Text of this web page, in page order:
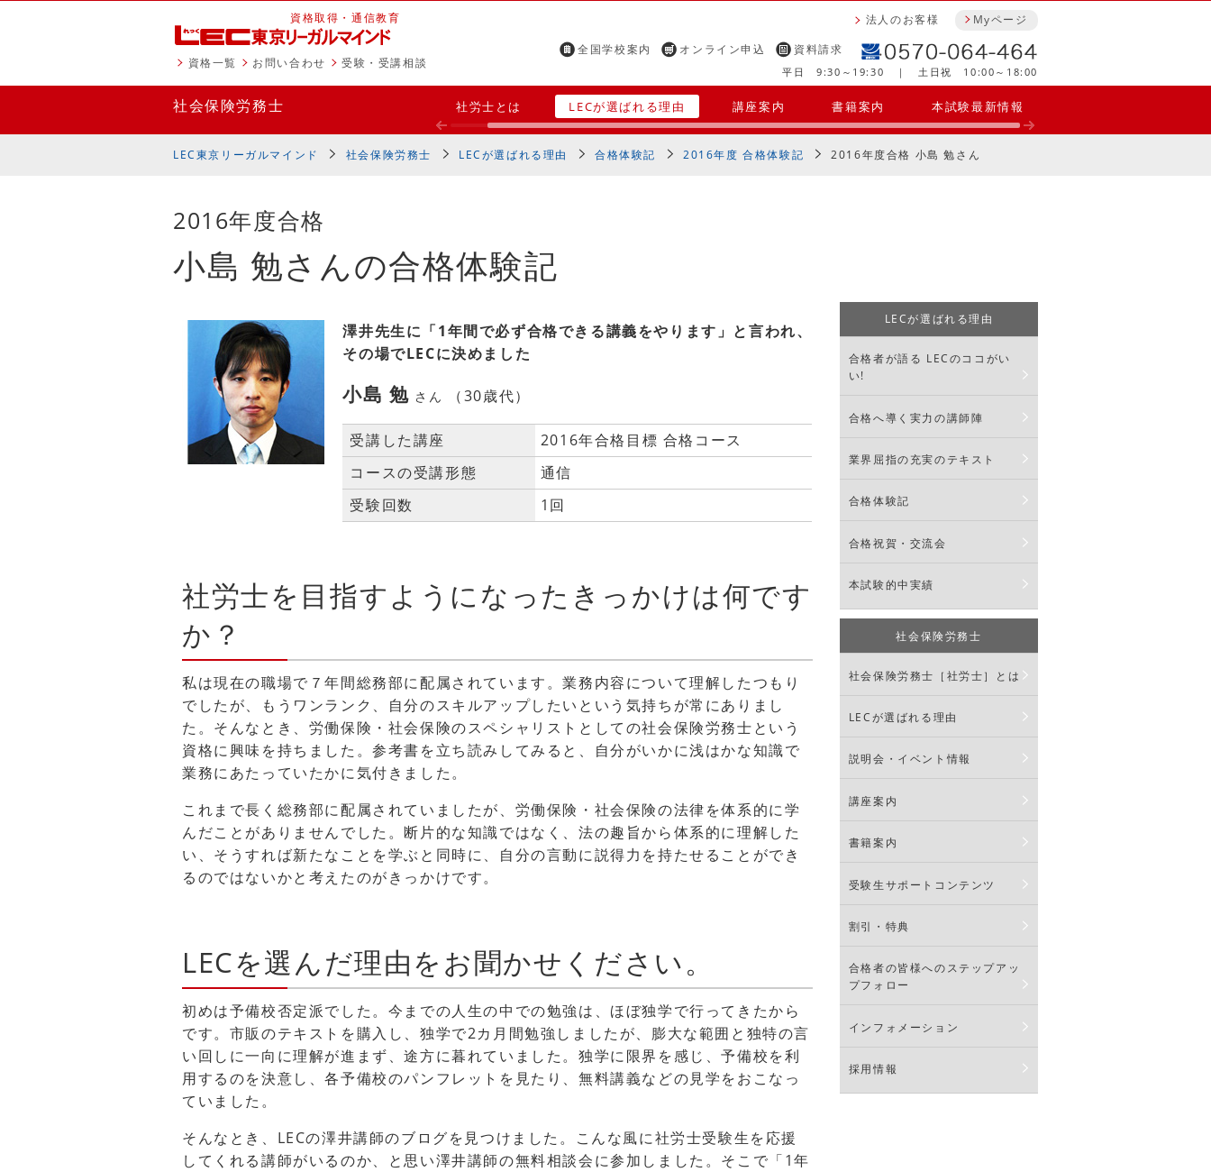
資格取得・通信教育
資格一覧 お問い合わせ 受験・受講相談
全国学校案内 オンライン申込 資料請求
Myページ
法人のお客様
平日 9:30～19:30 ｜ 土日祝 10:00～18:00
社会保険労務士 社労士とは LECが選ばれる理由 講座案内 書籍案内 本試験最新情報
LEC東京リーガルマインド 社会保険労務士 LECが選ばれる理由 合格体験記 2016年度 合格体験記 2016年度合格 小島 勉さん
2016年度合格
小島 勉さんの合格体験記
澤井先生に「1年間で必ず合格できる講義をやります」と言われ、
その場でLECに決めました
小島 勉 さん （30歳代）
受講した講座
2016年合格目標 合格コース
コースの受講形態
通信
受験回数
1回
社労士を目指すようになったきっかけは何です
か？
私は現在の職場で７年間総務部に配属されています。業務内容について理解したつもり
でしたが、もうワンランク、自分のスキルアップしたいという気持ちが常にありまし
た。そんなとき、労働保険・社会保険のスペシャリストとしての社会保険労務士という
資格に興味を持ちました。参考書を立ち読みしてみると、自分がいかに浅はかな知識で
業務にあたっていたかに気付きました。
これまで長く総務部に配属されていましたが、労働保険・社会保険の法律を体系的に学
んだことがありませんでした。断片的な知識ではなく、法の趣旨から体系的に理解した
い、そうすれば新たなことを学ぶと同時に、自分の言動に説得力を持たせることができ
るのではないかと考えたのがきっかけです。
LECを選んだ理由をお聞かせください。
初めは予備校否定派でした。今までの人生の中での勉強は、ほぼ独学で行ってきたから
です。市販のテキストを購入し、独学で2カ月間勉強しましたが、膨大な範囲と独特の言
い回しに一向に理解が進まず、途方に暮れていました。独学に限界を感じ、予備校を利
用するのを決意し、各予備校のパンフレットを見たり、無料講義などの見学をおこなっ
ていました。
そんなとき、LECの澤井講師のブログを見つけました。こんな風に社労士受験生を応援
してくれる講師がいるのか、と思い澤井講師の無料相談会に参加しました。そこで「1年
LECが選ばれる理由
合格者が語る LECのココがい
い!
合格へ導く実力の講師陣
業界屈指の充実のテキスト
合格体験記
合格祝賀・交流会
本試験的中実績
社会保険労務士
社会保険労務士［社労士］とは
LECが選ばれる理由
説明会・イベント情報
講座案内
書籍案内
受験生サポートコンテンツ
割引・特典
合格者の皆様へのステップアッ
プフォロー
インフォメーション
採用情報